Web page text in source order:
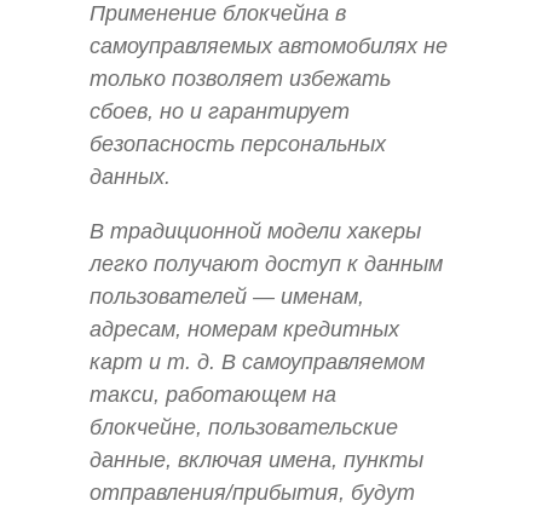
Применение блокчейна в
самоуправляемых автомобилях не
только позволяет избежать
сбоев, но и гарантирует
безопасность персональных
данных.
В традиционной модели хакеры
легко получают доступ к данным
пользователей — именам,
адресам, номерам кредитных
карт и т. д. В самоуправляемом
такси, работающем на
блокчейне, пользовательские
данные, включая имена, пункты
отправления/прибытия, будут